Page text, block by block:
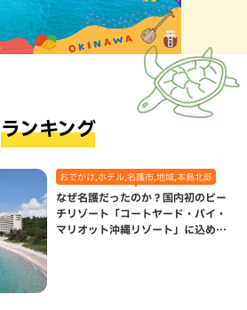
ランキング
おでかけ,ホテル,名護市,地域,本島北部
なぜ名護だったのか？国内初のビー
チリゾート「コートヤード・バイ・
マリオット沖縄リゾート」に込めら